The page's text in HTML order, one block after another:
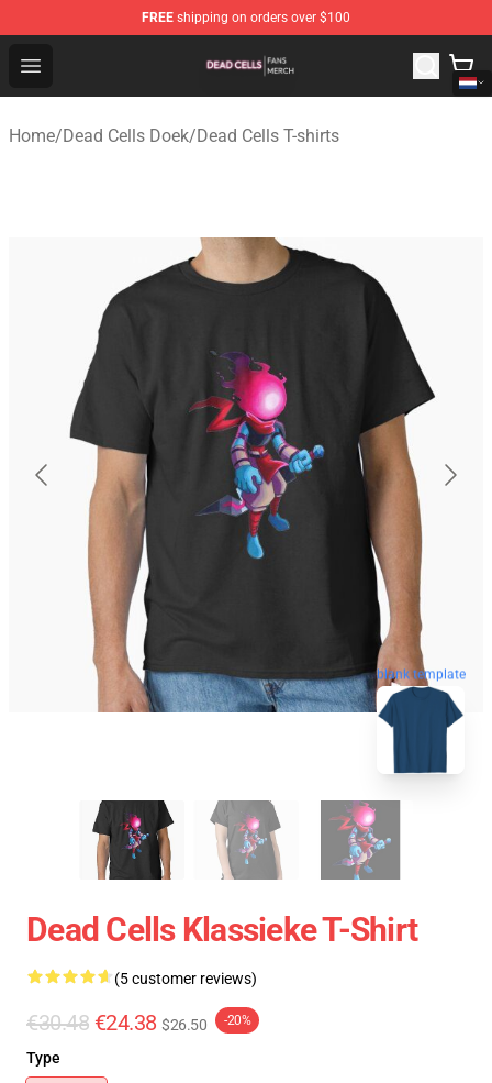
FREE shipping on orders over $100
Open menu
Dead Cells Shop - Official Dead Cells Merchandise Store
Home/Dead Cells Doek/Dead Cells T-shirts
blank template
Dead Cells Klassieke T-Shirt
(5 customer reviews)
€30.48 €24.38 $26.50 -20%
Type